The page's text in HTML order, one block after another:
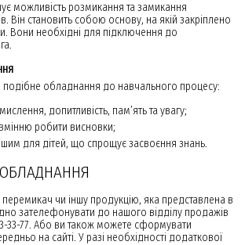
можливість розмикання та замикання
Він становить собою основу, на якій закріплено
Вони необхідні для підключення до
подібне обладнання до навчального процесу:
допитливість, пам’ять та увагу;
робити висновки;
для дітей, що спрощує засвоєння знань.
чи іншу продукцію, яка представлена в
зателефонувати до нашого відділу продажів
33-77. Або ви також можете сформувати
на сайті. У разі необхідності додаткової